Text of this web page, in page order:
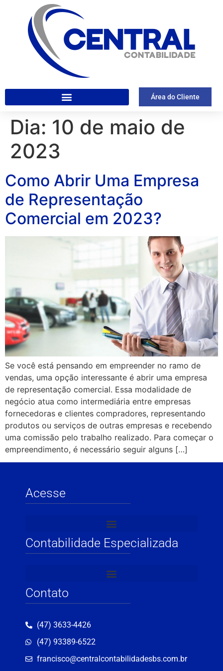
Área do Cliente
Dia: 10 de maio de
2023
Como Abrir Uma Empresa
de Representação
Comercial em 2023?
Se você está pensando em empreender no ramo de
vendas, uma opção interessante é abrir uma empresa
de representação comercial. Essa modalidade de
negócio atua como intermediária entre empresas
fornecedoras e clientes compradores, representando
produtos ou serviços de outras empresas e recebendo
uma comissão pelo trabalho realizado. Para começar o
empreendimento, é necessário seguir alguns […]
Acesse
Contabilidade Especializada
Contato
(47) 3633-4426
(47) 93389-6522
francisco@centralcontabilidadesbs.com.br